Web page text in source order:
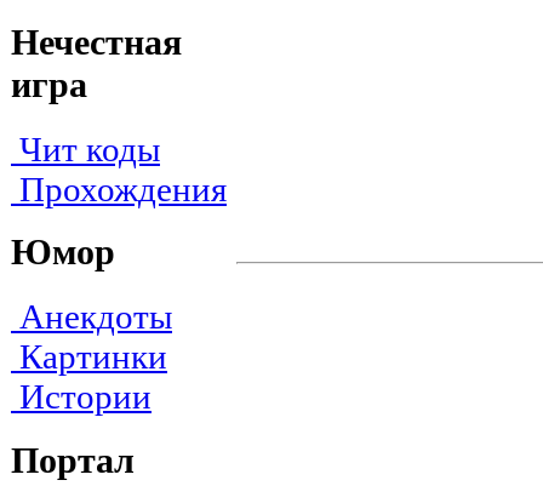
Нечестная
игра
Чит коды
Прохождения
Юмор
Анекдоты
Картинки
Истории
Портал